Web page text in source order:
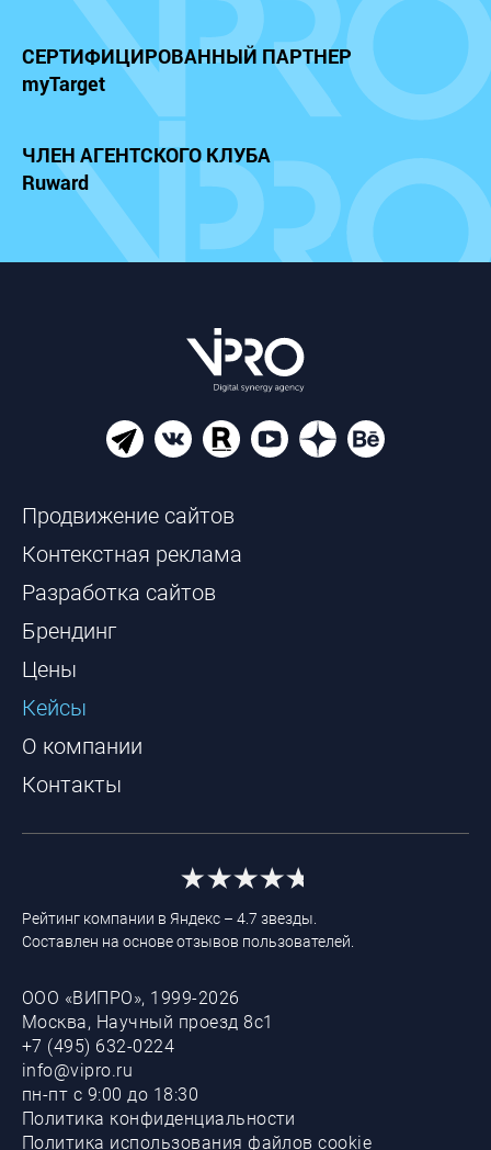
СЕРТИФИЦИРОВАННЫЙ ПАРТНЕР
myTarget
ЧЛЕН АГЕНТСКОГО КЛУБА
Ruward
Продвижение сайтов
Контекстная реклама
Разработка сайтов
Брендинг
Цены
Кейсы
О компании
Контакты
ООО «ВИПРО», 1999-2026
Москва, Научный проезд 8с1
+7 (495) 632-0224
info@vipro.ru
пн-пт с 9:00 до 18:30
Политика конфиденциальности
Политика использования файлов cookie
Рейтинг компании в Яндекс – 4.7 звезды.
Составлен на основе отзывов пользователей.